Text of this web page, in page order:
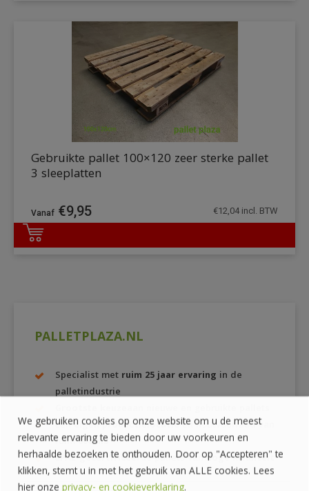
PALLETPLAZA.NL
Specialist met ruim 25 jaar ervaring in de
palletindustrie
Eeneigen productielocatieen houtvoorraad van
ruim600 m3
EPAL-gecertificeerdepallets vanhoge kwaliteit
DETAILS
Gebruikte pallet 100×120 zeer sterke pallet
3 sleeplatten
€9,95 €12,04 incl. BTW
We gebruiken cookies op onze website om u de meest
relevante ervaring te bieden door uw voorkeuren en
herhaalde bezoeken te onthouden. Door op "Accepteren" te
klikken, stemt u in met het gebruik van ALLE cookies. Lees